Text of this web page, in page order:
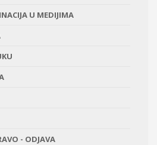
U MEDIJIMA
- ODJAVA